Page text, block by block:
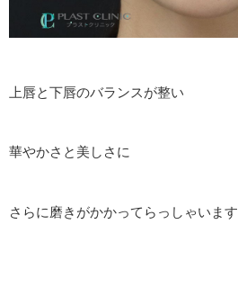
上唇と下唇のバランスが整い
華やかさと美しさに
さらに磨きがかかってらっしゃいます